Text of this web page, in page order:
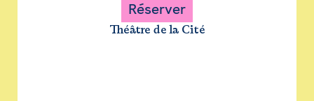
Réserver
Théâtre de la Cité